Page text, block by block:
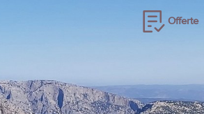
Offerte